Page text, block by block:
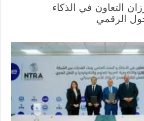
التعاون في الذكاء
الرقمي